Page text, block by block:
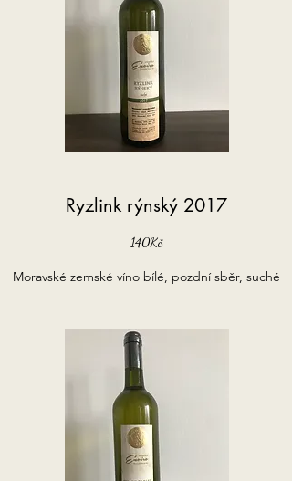
Ryzlink rýnský 2017
140Kč
Moravské zemské víno bílé, pozdní sběr, suché